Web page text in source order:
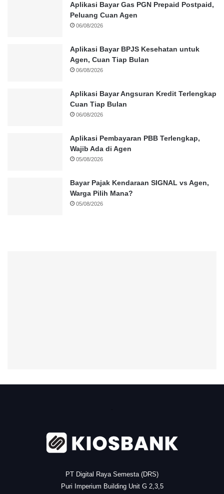
Aplikasi Bayar Gas PGN Prepaid Postpaid,
Peluang Cuan Agen
06/08/2026
Aplikasi Bayar BPJS Kesehatan untuk
Agen, Cuan Tiap Bulan
06/08/2026
Aplikasi Bayar Angsuran Kredit Terlengkap
Cuan Tiap Bulan
06/08/2026
Aplikasi Pembayaran PBB Terlengkap,
Wajib Ada di Agen
05/08/2026
Bayar Pajak Kendaraan SIGNAL vs Agen,
Warga Pilih Mana?
05/08/2026
.
PT Digital Raya Semesta (DRS)
Puri Imperium Building Unit G 2,3,5